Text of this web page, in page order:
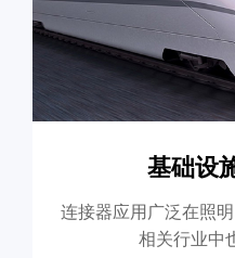
基础设
连接器应用广泛在照
相关行业中